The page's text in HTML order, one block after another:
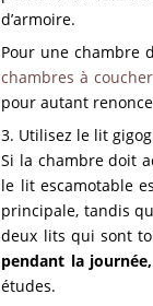
d’armoire.
Pour une chambre
chambres à
pour autant
3. Utilisez le lit
Si la chambre doit
le lit escamotable
principale, tandis
deux lits qui sont
pendant la
études.